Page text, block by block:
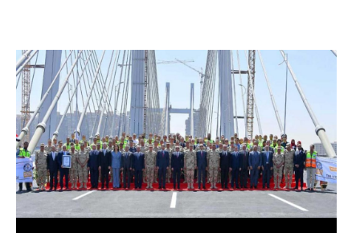
الرئيس عبد الفتاح السيسي يفتتح محور روض الفرج
وكوبري تحيا مصر